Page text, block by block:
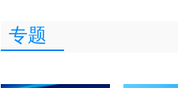
专题